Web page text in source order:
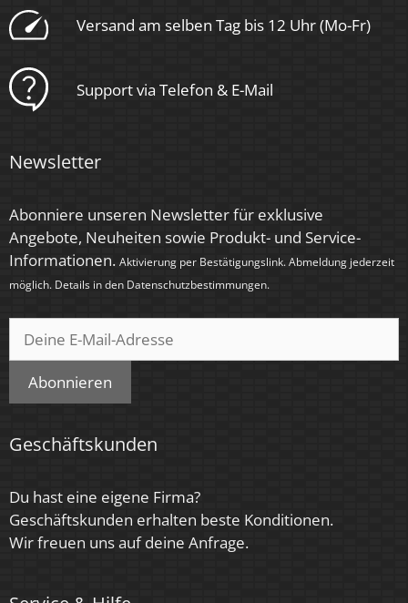
Versand am selben Tag bis 12 Uhr (Mo-Fr)
Support via Telefon & E-Mail
Newsletter
Abonniere unseren Newsletter für exklusive
Angebote, Neuheiten sowie Produkt- und Service-
Informationen. Aktivierung per Bestätigungslink. Abmeldung jederzeit
möglich. Details in den Datenschutzbestimmungen.
Abonnieren
Geschäftskunden
Du hast eine eigene Firma?
Geschäftskunden erhalten beste Konditionen.
Wir freuen uns auf deine Anfrage.